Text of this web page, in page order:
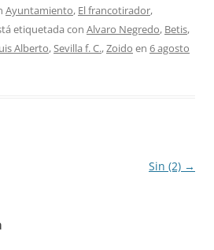
Ayuntamiento, El francotirador,
etiquetada con Alvaro Negredo, Betis,
Alberto,Sevilla f. C.,Zoido en 6 agosto
Sin (2) →